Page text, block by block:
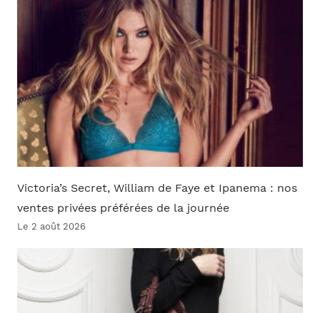
Victoria’s Secret, William de Faye et Ipanema : nos
ventes privées préférées de la journée
Le 2 août 2026